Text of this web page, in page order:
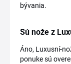
bývania.
Sú nože z
Áno, Luxusní-
ponuke sú